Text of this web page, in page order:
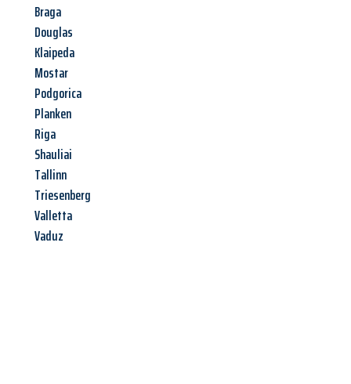
Braga
Douglas
Klaipeda
Mostar
Podgorica
Planken
Riga
Shauliai
Tallinn
Triesenberg
Valletta
Vaduz